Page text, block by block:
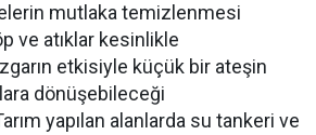
mutlaka temizlenmesi
ve atıklar kesinlikle
etkisiyle küçük bir ateşin
dönüşebileceği
yapılan alanlarda su tankeri ve